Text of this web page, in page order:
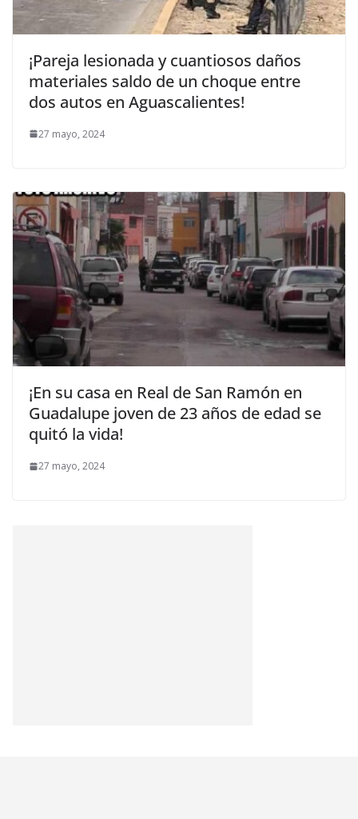
¡Pareja lesionada y cuantiosos daños
materiales saldo de un choque entre
dos autos en Aguascalientes!
27 mayo, 2024
¡En su casa en Real de San Ramón en
Guadalupe joven de 23 años de edad se
quitó la vida!
27 mayo, 2024